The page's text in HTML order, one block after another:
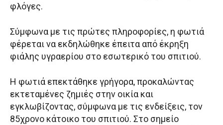
φλόγες.
Σύμφωνα με τις πρώτες πληροφορίες, η φωτιά
φέρεται να εκδηλώθηκε έπειτα από έκρηξη
φιάλης υγραερίου στο εσωτερικό του σπιτιού.
Η φωτιά επεκτάθηκε γρήγορα, προκαλώντας
εκτεταμένες ζημιές στην οικία και
εγκλωβίζοντας, σύμφωνα με τις ενδείξεις, τον
85χρονο κάτοικο του σπιτιού. Στο σημείο